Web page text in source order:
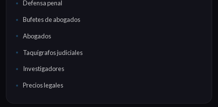
Defensa penal
Bufetes de abogados
Abogados
Taquígrafos judiciales
Investigadores
Precios legales